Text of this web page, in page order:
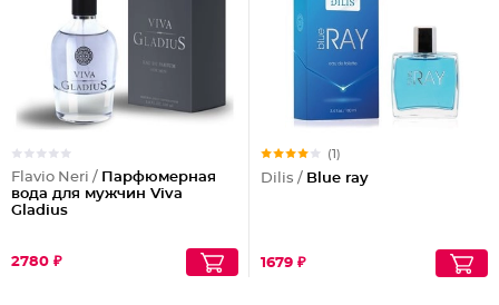
Flavio Neri / Парфюмерная
вода для мужчин Viva
Gladius
2780 ₽
(1)
Dilis / Blue ray
1679 ₽